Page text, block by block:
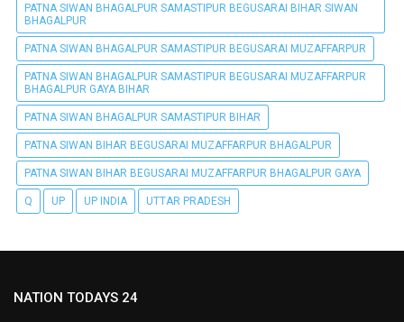
PATNA SIWAN BHAGALPUR SAMASTIPUR BEGUSARAI BIHAR SIWAN
BHAGALPUR
PATNA SIWAN BHAGALPUR SAMASTIPUR BEGUSARAI MUZAFFARPUR
PATNA SIWAN BHAGALPUR SAMASTIPUR BEGUSARAI MUZAFFARPUR
BHAGALPUR GAYA BIHAR
PATNA SIWAN BHAGALPUR SAMASTIPUR BIHAR
PATNA SIWAN BIHAR BEGUSARAI MUZAFFARPUR BHAGALPUR
PATNA SIWAN BIHAR BEGUSARAI MUZAFFARPUR BHAGALPUR GAYA
Q UP UP INDIA UTTAR PRADESH
NATION TODAYS 24